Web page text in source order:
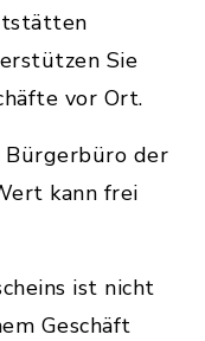
Sie
vor Ort.
Bürgerbüro der
kann frei
ist nicht
Geschäft